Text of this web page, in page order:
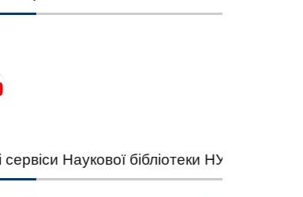
Наукової бібліотеки НУК —